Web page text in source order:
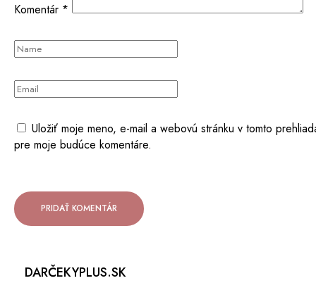
Komentár *
Uložiť moje meno, e-mail a webovú stránku v tomto
pre moje budúce komentáre.
DARČEKYPLUS.SK